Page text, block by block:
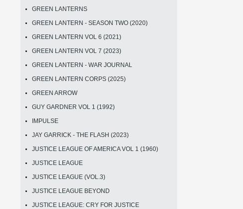
GREEN LANTERNS
GREEN LANTERN - SEASON TWO (2020)
GREEN LANTERN VOL 6 (2021)
GREEN LANTERN VOL 7 (2023)
GREEN LANTERN - WAR JOURNAL
GREEN LANTERN CORPS (2025)
GREEN ARROW
GUY GARDNER VOL 1 (1992)
IMPULSE
JAY GARRICK - THE FLASH (2023)
JUSTICE LEAGUE OF AMERICA VOL 1 (1960)
JUSTICE LEAGUE
JUSTICE LEAGUE (VOL.3)
JUSTICE LEAGUE BEYOND
JUSTICE LEAGUE: CRY FOR JUSTICE